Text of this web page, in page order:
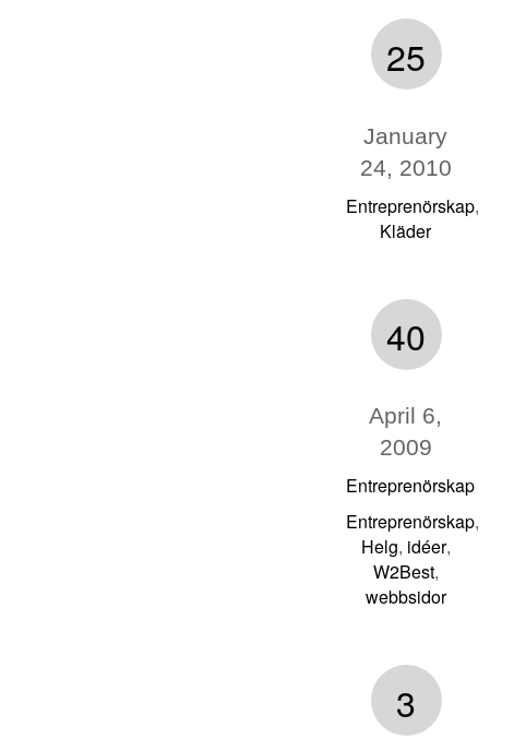
25
January
24, 2010
Entreprenörskap,
Kläder
40
April 6,
2009
Entreprenörskap
Entreprenörskap,
Helg, idéer,
W2Best,
webbsidor
3